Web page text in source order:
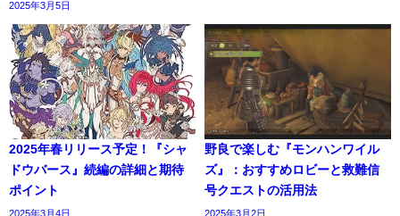
2025年3月5日
2025年春リリース予定！『シャ
ドウバース』続編の詳細と期待
ポイント
2025年3月4日
野良で楽しむ『モンハンワイル
ズ』：おすすめロビーと救難信
号クエストの活用法
2025年3月2日